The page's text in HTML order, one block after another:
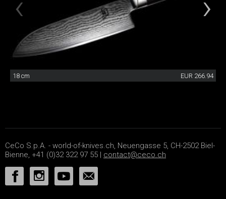
18 cm EUR 266.94
CeCo S.p.A. - world-of-knives.ch, Neuengasse 5, CH-2502 Biel-
Bienne, +41 (0)32 322 97 55 | contact@ceco.ch